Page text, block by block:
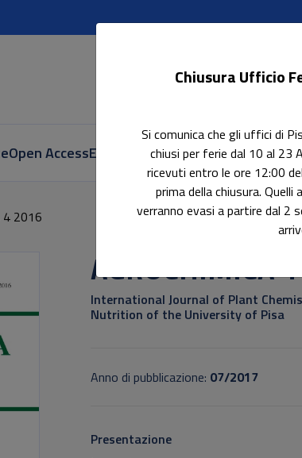
Open AccessE-book AccessibiliIn evidenza
4 2016
AGROCHIMICA
International Journal of Plant
Nutrition of the University of Pisa
Anno di pubblicazione: 07/2017
Presentazione
Chiusura Ufficio
Si comunica che gli uffici di
chiusi per ferie dal 10 al 23
ricevuti entro le ore 12:00
prima della chiusura.
verranno evasi a partire dal 2